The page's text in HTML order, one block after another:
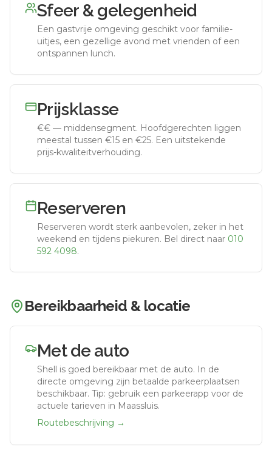
Sfeer & gelegenheid
Een gastvrije omgeving geschikt voor familie-
uitjes, een gezellige avond met vrienden of een
ontspannen lunch.
Prijsklasse
€€ — middensegment. Hoofdgerechten liggen
meestal tussen €15 en €25. Een uitstekende
prijs-kwaliteitverhouding.
Reserveren
Reserveren wordt sterk aanbevolen, zeker in het
weekend en tijdens piekuren. Bel direct naar 010
592 4098.
Bereikbaarheid & locatie
Met de auto
Shell is goed bereikbaar met de auto. In de
directe omgeving zijn betaalde parkeerplaatsen
beschikbaar. Tip: gebruik een parkeerapp voor de
actuele tarieven in Maassluis.
Routebeschrijving →